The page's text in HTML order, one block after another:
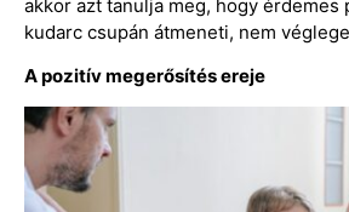
akkor azt tanulja meg, hogy érdemes
kudarc csupán átmeneti, nem
A pozitív megerősítés ereje